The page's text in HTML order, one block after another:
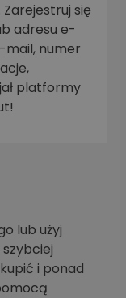
się
adresu e-
mail, numer
platformy
lub użyj
i ponad